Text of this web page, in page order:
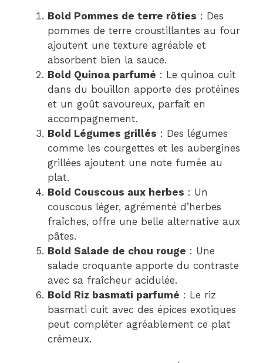
Bold Pommes de terre rôties : Des
pommes de terre croustillantes au four
ajoutent une texture agréable et
absorbent bien la sauce.
Bold Quinoa parfumé : Le quinoa cuit
dans du bouillon apporte des protéines
et un goût savoureux, parfait en
accompagnement.
Bold Légumes grillés : Des légumes
comme les courgettes et les aubergines
grillées ajoutent une note fumée au
plat.
Bold Couscous aux herbes : Un
couscous léger, agrémenté d’herbes
fraîches, offre une belle alternative aux
pâtes.
Bold Salade de chou rouge : Une
salade croquante apporte du contraste
avec sa fraîcheur acidulée.
Bold Riz basmati parfumé : Le riz
basmati cuit avec des épices exotiques
peut compléter agréablement ce plat
crémeux.